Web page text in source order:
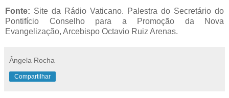
Fonte: Site da Rádio Vaticano. Palestra do Secretário do
Pontifício Conselho para a Promoção da Nova
Evangelização, Arcebispo Octavio Ruiz Arenas.
Ângela Rocha
Compartilhar